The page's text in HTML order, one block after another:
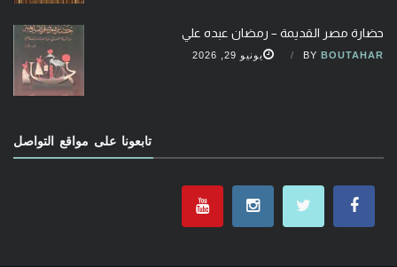
حضارة مصر القديمة – رمضان عبده علي
BY BOUTAHAR يونيو 29, 2026
تابعونا على مواقع التواصل